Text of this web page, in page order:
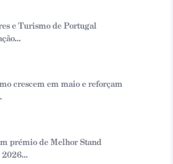
e Turismo de Portugal
crescem em maio e reforçam
prémio de Melhor Stand